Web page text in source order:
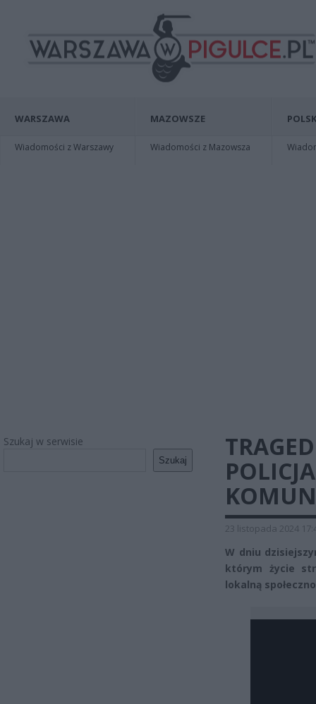
WARSZAWA
Wiadomości z Warszawy
MAZOWSZE
Wiadomości z Mazowsza
Szukaj w serwisie
Szukaj
23 listopada 2024
W dniu
którym życie
lokalną